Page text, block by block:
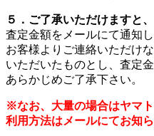
５．ご了承いただけますと
査定金額をメールにて通知
お客様よりご連絡いただけ
いただいたものとし、査定
あらかじめご了承下さい。
※なお、大量の場合はヤマト
利用方法はメールにてお知ら